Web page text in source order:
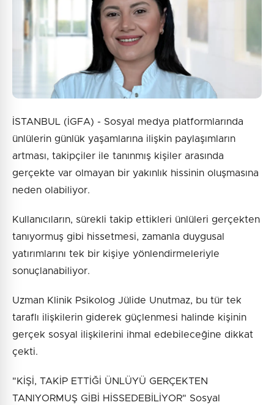
Gönder
İSTANBUL (İGFA) - Sosyal medya platformlarında
ünlülerin günlük yaşamlarına ilişkin paylaşımların
artması, takipçiler ile tanınmış kişiler arasında
gerçekte var olmayan bir yakınlık hissinin oluşmasına
neden olabiliyor.
Kullanıcıların, sürekli takip ettikleri ünlüleri gerçekten
tanıyormuş gibi hissetmesi, zamanla duygusal
yatırımlarını tek bir kişiye yönlendirmeleriyle
sonuçlanabiliyor.
Uzman Klinik Psikolog Jülide Unutmaz, bu tür tek
taraflı ilişkilerin giderek güçlenmesi halinde kişinin
gerçek sosyal ilişkilerini ihmal edebileceğine dikkat
çekti.
"KİŞİ, TAKİP ETTİĞİ ÜNLÜYÜ GERÇEKTEN
TANIYORMUŞ GİBİ HİSSEDEBİLİYOR" Sosyal